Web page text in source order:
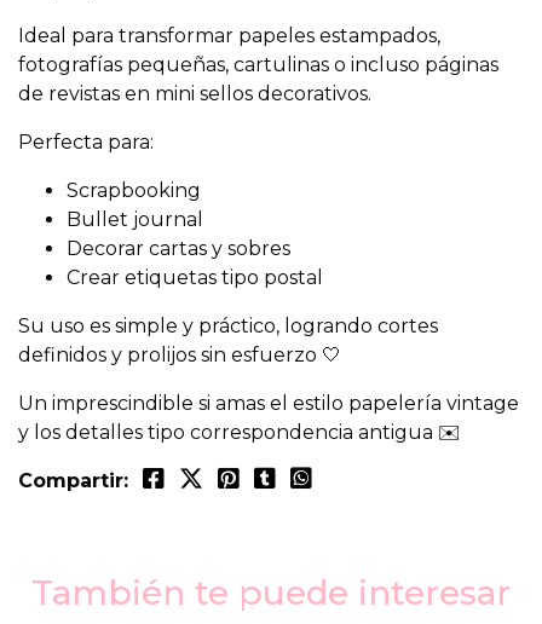
Ideal para transformar papeles estampados,
fotografías pequeñas, cartulinas o incluso páginas
de revistas en mini sellos decorativos.
Perfecta para:
Scrapbooking
Bullet journal
Decorar cartas y sobres
Crear etiquetas tipo postal
Su uso es simple y práctico, logrando cortes
definidos y prolijos sin esfuerzo 🤍
Un imprescindible si amas el estilo papelería vintage
y los detalles tipo correspondencia antigua ✉️
Compartir:
También te puede interesar